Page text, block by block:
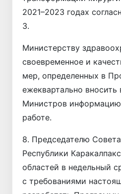
2021–2023 годах
3.
Министерству
своевременное и
мер, определенных в
ежеквартально вносить
Министров
работе.
8. Председателю
Республики
областей в недельный
с требованиями